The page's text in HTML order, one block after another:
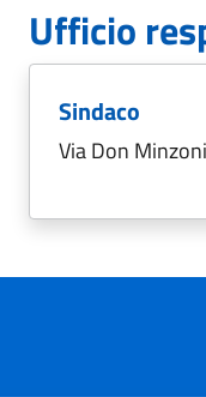
Ufficio
Sindaco
Via Don